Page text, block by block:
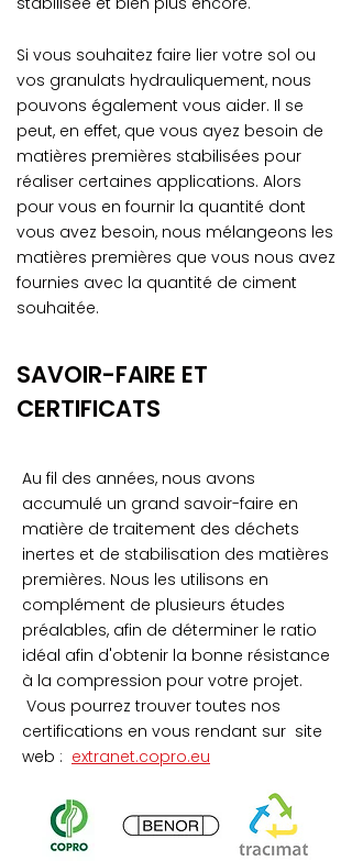
Si vous souhaitez faire lier votre sol ou
vos granulats hydrauliquement, nous
pouvons également vous aider. Il se
peut, en effet, que vous ayez besoin de
matières premières stabilisées pour
réaliser certaines applications. Alors
pour vous en fournir la quantité dont
vous avez besoin, nous mélangeons les
matières premières que vous nous avez
fournies avec la quantité de ciment
souhaitée.
SAVOIR-FAIRE ET
CERTIFICATS
Au fil des années, nous avons
accumulé un grand savoir-faire en
matière de traitement des déchets
inertes et de stabilisation des matières
premières. Nous les utilisons en
complément de plusieurs études
préalables, afin de déterminer le ratio
idéal afin d'obtenir la bonne résistance
à la compression pour votre projet.
Vous pourrez trouver toutes nos
certifications en vous rendant sur site
web : extranet.copro.eu